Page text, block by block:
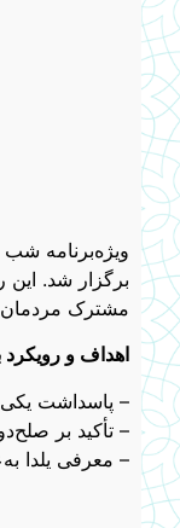
برگزار شد.
مشترک مردمان
اهداف و رویکرد
– پاسداشت یکی
– تأکید بر
– معرفی یلدا